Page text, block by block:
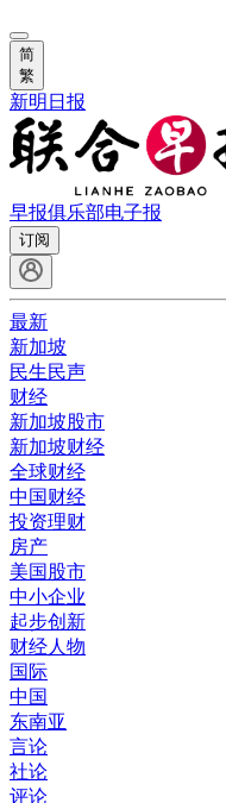
简
繁
新明日报
早报俱乐部电子报
订阅
最新
新加坡
民生民声
财经
新加坡股市
新加坡财经
全球财经
中国财经
投资理财
房产
美国股市
中小企业
起步创新
财经人物
国际
中国
东南亚
言论
社论
评论